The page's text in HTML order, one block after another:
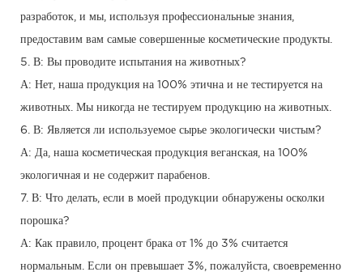
разработок, и мы, используя профессиональные знания,
предоставим вам самые совершенные косметические продукты.
5. В: Вы проводите испытания на животных?
А: Нет, наша продукция на 100% этична и не тестируется на
животных. Мы никогда не тестируем продукцию на животных.
6. В: Является ли используемое сырье экологически чистым?
А: Да, наша косметическая продукция веганская, на 100%
экологичная и не содержит парабенов.
7. В: Что делать, если в моей продукции обнаружены осколки
порошка?
А: Как правило, процент брака от 1% до 3% считается
нормальным. Если он превышает 3%, пожалуйста, своевременно